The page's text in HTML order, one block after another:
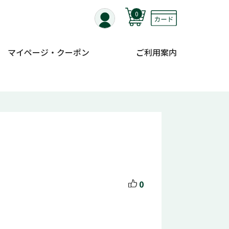
0
マイページ・クーポン ご利用案内
0